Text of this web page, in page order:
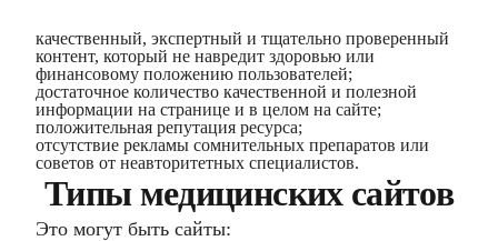
качественный, экспертный и тщательно проверенный
контент, который не навредит здоровью или
финансовому положению пользователей;
достаточное количество качественной и полезной
информации на странице и в целом на сайте;
положительная репутация ресурса;
отсутствие рекламы сомнительных препаратов или
советов от неавторитетных специалистов.
Типы медицинских сайтов
Это могут быть сайты: